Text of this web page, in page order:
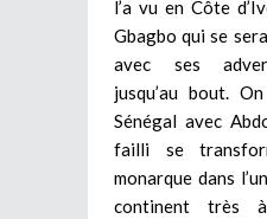
l’a vu en Côte
Gbagbo qui se
avec ses
jusqu’au bout.
Sénégal avec
failli se
monarque dans
continent très